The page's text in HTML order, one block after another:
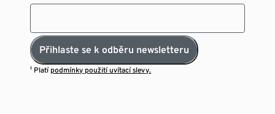
Přihlaste se k odběru newsletteru
¹ Platí podmínky použití uvítací slevy.